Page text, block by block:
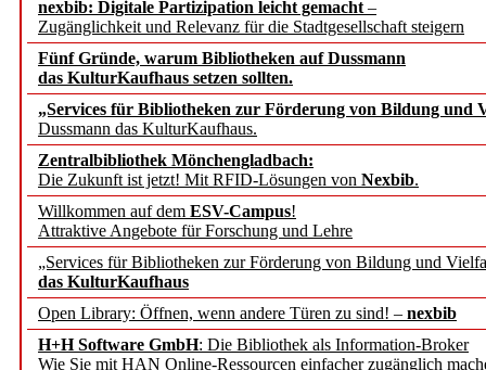
nexbib: Digitale Partizipation leicht gemacht –
Zugänglichkeit und Relevanz für die Stadtgesellschaft steigern
Fünf Gründe, warum Bibliotheken auf Dussmann
das KulturKaufhaus setzen sollten.
„Services für Bibliotheken zur Förderung von Bildung und
Dussmann das KulturKaufhaus.
Zentralbibliothek Mönchengladbach:
Die Zukunft ist jetzt! Mit RFID-Lösungen von Nexbib.
Willkommen auf dem ESV-Campus!
Attraktive Angebote für Forschung und Lehre
„Services für Bibliotheken zur Förderung von Bildung und
das KulturKaufhaus
Open Library: Öffnen, wenn andere Türen zu sind! – nexbib
H+H Software GmbH: Die Bibliothek als Information-Broker
Wie Sie mit HAN Online-Ressourcen einfacher zugänglich
Erfolgreiches erstes
Segment Research –
angepasst
konstruktiv!
Mohr Siebeck
und die Zeitschrift für